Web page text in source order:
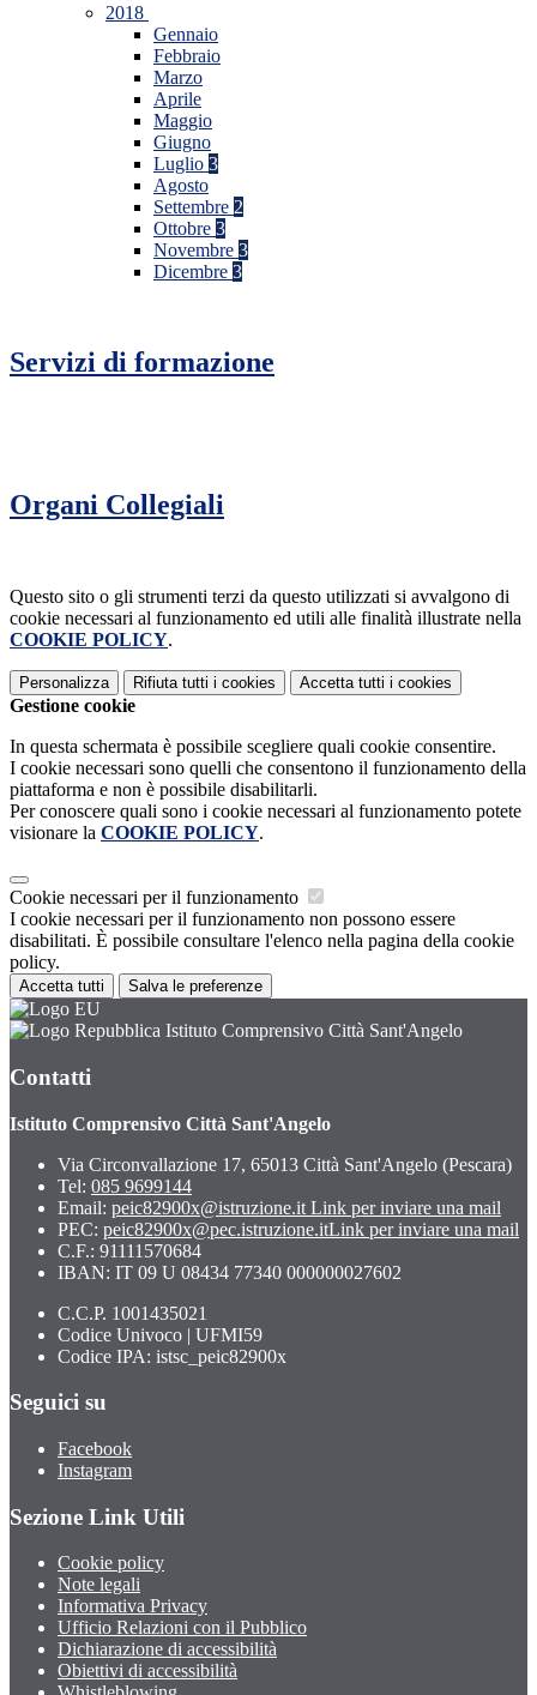
2018
Gennaio
Febbraio
Marzo
Aprile
Maggio
Giugno
Luglio 3
Agosto
Settembre 2
Ottobre 3
Novembre 3
Dicembre 3
Servizi di formazione
Organi Collegiali
Questo sito o gli strumenti terzi da questo utilizzati si avvalgono di
cookie necessari al funzionamento ed utili alle finalità illustrate nella
COOKIE POLICY.
Personalizza Rifiuta tutti i cookies Accetta tutti i cookies
Gestione cookie
In questa schermata è possibile scegliere quali cookie consentire.
I cookie necessari sono quelli che consentono il funzionamento della
piattaforma e non è possibile disabilitarli.
Per conoscere quali sono i cookie necessari al funzionamento potete
visionare la COOKIE POLICY.
Cookie necessari per il funzionamento
I cookie necessari per il funzionamento non possono essere
disabilitati. È possibile consultare l'elenco nella pagina della cookie
policy.
Accetta tutti Salva le preferenze
Istituto Comprensivo Città Sant'Angelo
Contatti
Istituto Comprensivo Città Sant'Angelo
Via Circonvallazione 17, 65013 Città Sant'Angelo (Pescara)
Tel: 085 9699144
Email: peic82900x@istruzione.it Link per inviare una mail
PEC: peic82900x@pec.istruzione.itLink per inviare una mail
C.F.: 91111570684
IBAN: IT 09 U 08434 77340 000000027602
C.C.P. 1001435021
Codice Univoco | UFMI59
Codice IPA: istsc_peic82900x
Seguici su
Facebook
Instagram
Sezione Link Utili
Cookie policy
Note legali
Informativa Privacy
Ufficio Relazioni con il Pubblico
Dichiarazione di accessibilità
Obiettivi di accessibilità